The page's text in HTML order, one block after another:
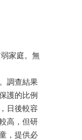
家庭。無
調查結果
護的比例
日後較容
高，但研
，提供必